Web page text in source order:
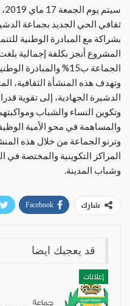
ثقافي الحي الجديد بجماعة
بشراكة مع المبادرة الوطنية
الجماعة ب15% والمبادرة الوطنية للتنمية البشرية ب 85%.
وتهدف هذه المنشأة الثقافية،
الدشيرة الجهادية، إلى تقوية
وتكوين النساء والشباب
والمساهمة في محو الأمية
وترنو الجماعة من خلال هذه
المراكز التكوينية والمختصة في
وشباب المدينة.
شارك Facebook
قد يعجبك ايضا
إعلانات